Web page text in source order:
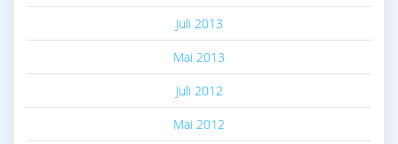
Juli 2013
Mai 2013
Juli 2012
Mai 2012